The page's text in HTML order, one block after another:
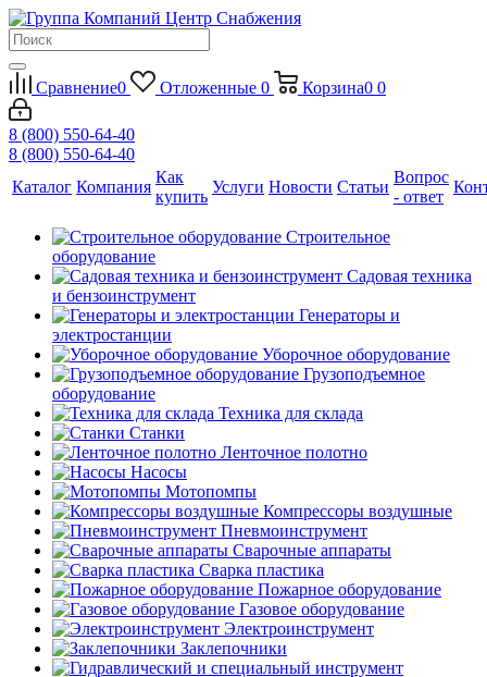
Сравнение0 Отложенные 0 Корзина0 0
8 (800) 550-64-40
8 (800) 550-64-40
Каталог Компания
Как
купить
Услуги Новости Статьи
Вопрос
- ответ
Строительное
оборудование
Садовая техника
и бензоинструмент
Генераторы и
электростанции
Уборочное оборудование
Грузоподъемное
оборудование
Техника для склада
Станки
Ленточное полотно
Насосы
Мотопомпы
Компрессоры воздушные
Пневмоинструмент
Сварочные аппараты
Сварка пластика
Пожарное оборудование
Газовое оборудование
Электроинструмент
Заклепочники